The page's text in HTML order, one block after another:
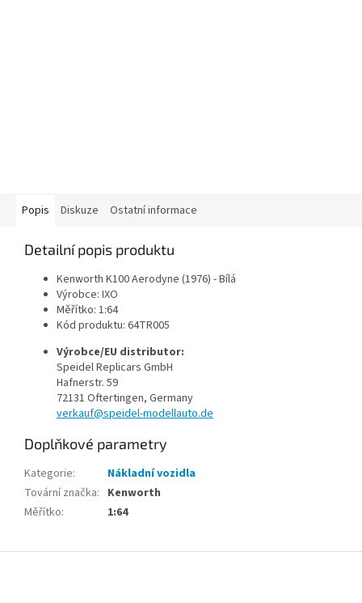
Popis Diskuze Ostatní informace
Detailní popis produktu
Kenworth K100 Aerodyne (1976) - Bílá
Výrobce: IXO
Měřítko: 1:64
Kód produktu: 64TR005
Výrobce/EU distributor:
Speidel Replicars GmbH
Hafnerstr. 59
72131 Oftertingen, Germany
verkauf@speidel-modellauto.de
Doplňkové parametry
Kategorie:
Nákladní vozidla
Tovární značka: Kenworth
Měřítko: 1:64